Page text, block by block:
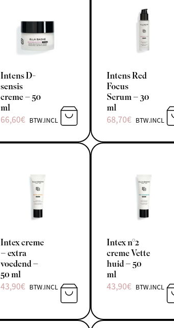
Intens D-
sensis
creme – 50
ml
66,60€ BTW.INCL
TOEVOEGEN AAN WINKELWAGEN
Intens Red
Focus
Serum – 30
ml
68,70€ BTW.INCL
Intex creme
– extra
voedend –
50 ml
43,90€ BTW.INCL
TOEVOEGEN AAN WINKELWAGEN
Intex n°2
creme Vette
huid – 50
ml
43,90€ BTW.INCL